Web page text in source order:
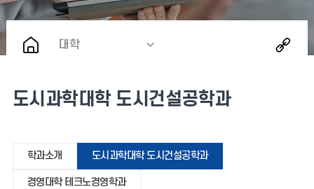
대학
도시과학대학 도시건설공학과
학과소개 도시과학대학 도시건설공학과
경영대학 테크노경영학과